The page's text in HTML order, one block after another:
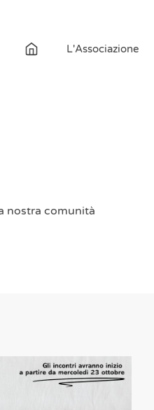
L'Associazione
nostra comunità